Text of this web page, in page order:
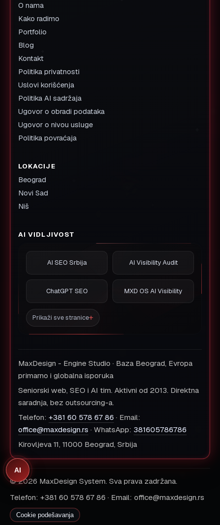
O nama
Kako radimo
Portfolio
Blog
Kontakt
Politika privatnosti
Uslovi korišćenja
Politika AI sadržaja
Ugovor o obradi podataka
Ugovor o nivou usluge
Politika povraćaja
LOKACIJE
Beograd
Novi Sad
Niš
AI VIDLJIVOST
AI SEO Srbija AI Visibility Audit
ChatGPT SEO MXD OS AI Visibility
Prikaži sve stranice
MaxDesign - Engine Studio · Baza Beograd, Evropa
primarno i globalna isporuka
Seniorski web, SEO i AI tim. Aktivni od 2013. Direktna
saradnja, bez outsourcing-a.
Telefon: +381 60 578 67 86 · Email:
office@maxdesign.rs · WhatsApp: 381605786786
Kirovljeva 11, 11000 Beograd, Srbija
© 2026 MaxDesign System. Sva prava zadržana.
Telefon: +381 60 578 67 86 · Email: office@maxdesign.rs
Cookie podešavanja
AI